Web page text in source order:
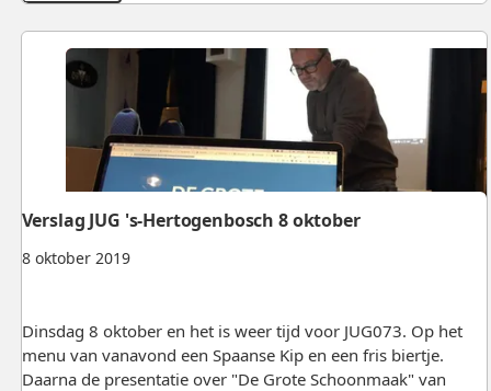
8 oktober 2019
Verslag JUG 's-Hertogenbosch 8 oktober
Dinsdag 8 oktober en het is weer tijd voor JUG073. Op het
menu van vanavond een Spaanse Kip en een fris biertje.
Daarna de presentatie over "De Grote Schoonmaak" van